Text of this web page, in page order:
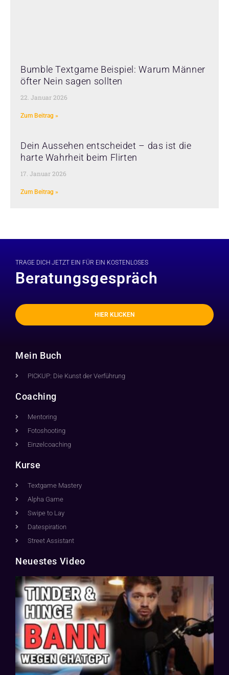
Bumble Textgame Beispiel: Warum Männer
öfter Nein sagen sollten
22. Januar 2026
Zum Beitrag »
Dein Aussehen entscheidet – das ist die
harte Wahrheit beim Flirten
17. Januar 2026
Zum Beitrag »
TRAGE DICH JETZT EIN FÜR EIN KOSTENLOSES
Beratungsgespräch
HIER KLICKEN
Mein Buch
PICKUP: Die Kunst der Verführung
Coaching
Mentoring
Fotoshooting
Einzelcoaching
Kurse
Textgame Mastery
Alpha Game
Swipe to Lay
Datespiration
Street Assistant
Neuestes Video